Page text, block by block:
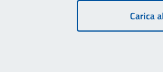
Carica